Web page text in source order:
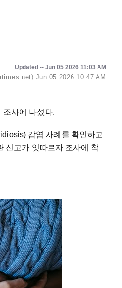
Updated -- Jun 05 2026 11:03 AM
Jun 05 2026 10:47 AM
조사에 나섰다.
감염 사례를 확인하고
신고가 잇따르자 조사에 착